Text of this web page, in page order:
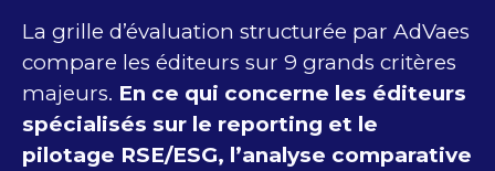
La grille d’évaluation structurée par AdVaes
compare les éditeurs sur 9 grands critères
majeurs. En ce qui concerne les éditeurs
spécialisés sur le reporting et le
pilotage RSE/ESG, l’analyse comparative